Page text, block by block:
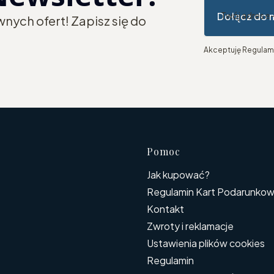
ofert! Zapisz się do Twój adres
Dołącz do
Akceptuję
Linki w
Pomoc
Jak kupować?
Regulamin Kart
Kontakt
Zwroty i reklamacje
Ustawienia plików cookies
Regulamin